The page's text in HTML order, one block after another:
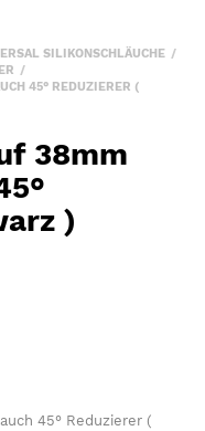
SILIKONSCHLÄUCHE
45° REDUZIERER (
38mm
)
45° Reduzierer (